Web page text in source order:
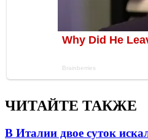
ЧИТАЙТЕ ТАКЖЕ
В Италии двое суток